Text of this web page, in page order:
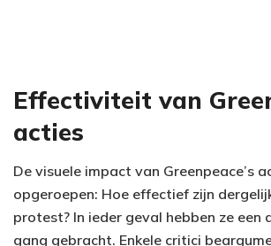
Effectiviteit van
acties
De visuele impact van Greenpeace’s
opgeroepen: Hoe effectief zijn
protest? In ieder geval hebben ze een
gang gebracht. Enkele critici